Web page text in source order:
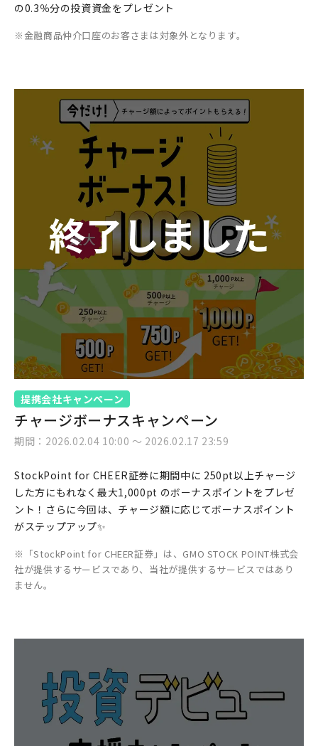
の0.3％分の投資資金をプレゼント
金融商品仲介口座のお客さまは対象外となります。
提携会社キャンペーン
チャージボーナスキャンペーン
期間：2026.02.04 10:00 ～ 2026.02.17 23:59
StockPoint for CHEER証券に期間中に 250pt以上チャージ
した方にもれなく最大1,000pt のボーナスポイントをプレゼ
ント！さらに今回は、チャージ額に応じてボーナスポイント
がステップアップ✨
「StockPoint for CHEER証券」は、GMO STOCK POINT株式会
社が提供するサービスであり、当社が提供するサービスではあり
ません。